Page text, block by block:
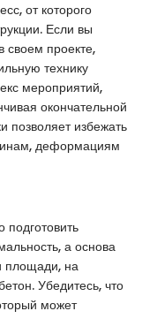
от которого
Если вы
своем проекте,
технику
мероприятий,
окончательной
позволяет избежать
деформациям
а основа
площади, на
Убедитесь, что
может